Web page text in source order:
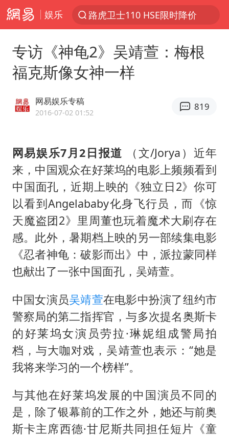
娱乐
上海鼓励居家办公
部分银行上调存款利率
新疆生产建设兵团生态环境局原局长被查
白海豚路径图
国乒连续两站无缘冠军
上海地铁4条线路全线停运
5万小车卖不动 微型代步车集体遇冷
4.2平卫生间补漏注胶花1.55万
周星驰妈妈现身香港首映礼
56岁刘奕君跟13岁女儿合跳
“还不如不放假”
从科技创新看开局起步的时与势
专访《神龟2》吴靖萱：梅根
福克斯像女神一样
网易娱乐专稿
2016-07-02 01:52
819
网易娱乐7月2日报道 （文/Jorya）近年
来，中国观众在好莱坞的电影上频频看到
中国面孔，近期上映的《独立日2》你可
以看到Angelababy化身飞行员，而《惊
天魔盗团2》里周董也玩着魔术大刷存在
感。此外，暑期档上映的另一部续集电影
《忍者神龟：破影而出》中，派拉蒙同样
也献出了一张中国面孔，吴靖萱。
中国女演员吴靖萱在电影中扮演了纽约市
警察局的第二指挥官，与多次提名奥斯卡
的好莱坞女演员劳拉·琳妮组成警局拍
档，与大咖对戏，吴靖萱也表示：“她是
我将来学习的一个榜样”。
与其他在好莱坞发展的中国演员不同的
是，除了银幕前的工作之外，她还与前奥
斯卡主席西德·甘尼斯共同担任短片《童